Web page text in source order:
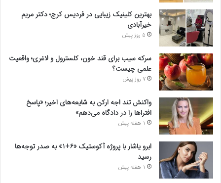
بهترین کلینیک زیبایی در فردیس کرج؛ دکتر مریم
خیرآبادی
5 روز پیش
سرکه سیب برای قند خون، کلسترول و لاغری؛ واقعیت
علمی چیست؟
7 روز پیش
واکنش تند اجه ارکن به شایعه‌های اخیر؛ «پاسخ
افتراها را در دادگاه می‌دهم»
1 هفته پیش
ابرو یاشار با پروژه آکوستیک «۶+۱» به صدر توجه‌ها
رسید
1 هفته پیش